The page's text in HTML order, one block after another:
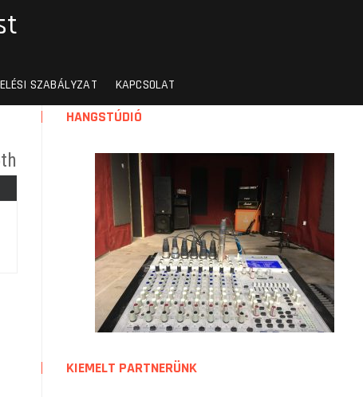
SZABÁLYZAT KAPCSOLAT
HANGSTÚDIÓ
KIEMELT PARTNERÜNK